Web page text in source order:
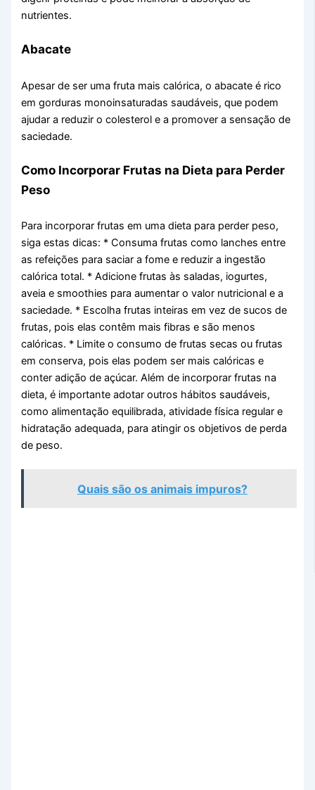
nutrientes.
Abacate
Apesar de ser uma fruta mais calórica, o abacate é rico
em gorduras monoinsaturadas saudáveis, que podem
ajudar a reduzir o colesterol e a promover a sensação de
saciedade.
Como Incorporar Frutas na Dieta para Perder
Peso
Para incorporar frutas em uma dieta para perder peso,
siga estas dicas: * Consuma frutas como lanches entre
as refeições para saciar a fome e reduzir a ingestão
calórica total. * Adicione frutas às saladas, iogurtes,
aveia e smoothies para aumentar o valor nutricional e a
saciedade. * Escolha frutas inteiras em vez de sucos de
frutas, pois elas contêm mais fibras e são menos
calóricas. * Limite o consumo de frutas secas ou frutas
em conserva, pois elas podem ser mais calóricas e
conter adição de açúcar. Além de incorporar frutas na
dieta, é importante adotar outros hábitos saudáveis,
como alimentação equilibrada, atividade física regular e
hidratação adequada, para atingir os objetivos de perda
de peso.
Quais são os animais impuros?